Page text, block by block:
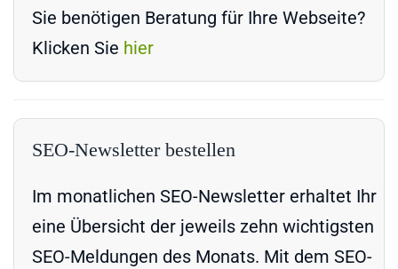
Sie benötigen Beratung für Ihre Webseite?
Klicken Sie hier
SEO-Newsletter bestellen
Im monatlichen SEO-Newsletter erhaltet Ihr
eine Übersicht der jeweils zehn wichtigsten
SEO-Meldungen des Monats. Mit dem SEO-